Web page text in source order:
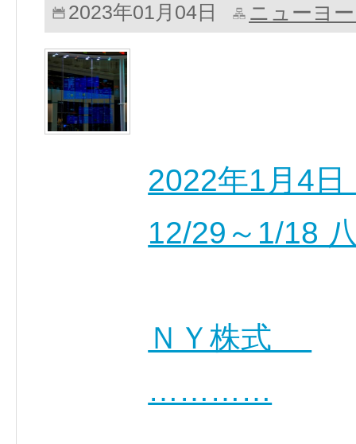
2023年01月04日 ニューヨ
2022年1月4
12/29～1/18
ＮＹ株式
…………